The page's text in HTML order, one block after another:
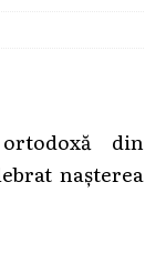
din
nașterea